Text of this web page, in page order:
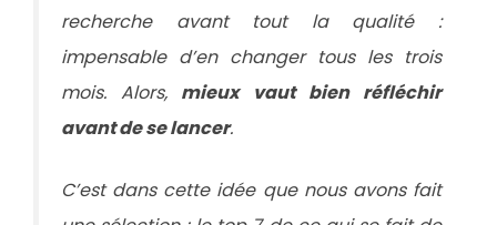
recherche avant tout la qualité :
impensable d’en changer tous les trois
mois. Alors, mieux vaut bien réfléchir
avant de se lancer.
C’est dans cette idée que nous avons fait